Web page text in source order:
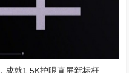
成就1.5K护眼直屏新标杆